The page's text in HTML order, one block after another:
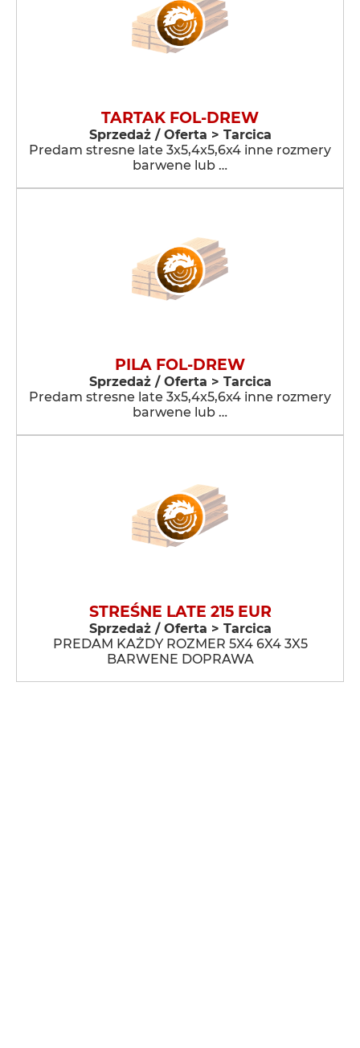
TARTAK FOL-DREW
Sprzedaż / Oferta > Tarcica
Predam stresne late 3x5,4x5,6x4 inne rozmery
barwene lub …
PILA FOL-DREW
Sprzedaż / Oferta > Tarcica
Predam stresne late 3x5,4x5,6x4 inne rozmery
barwene lub …
STREŚNE LATE 215 EUR
Sprzedaż / Oferta > Tarcica
PREDAM KAŻDY ROZMER 5X4 6X4 3X5
BARWENE DOPRAWA